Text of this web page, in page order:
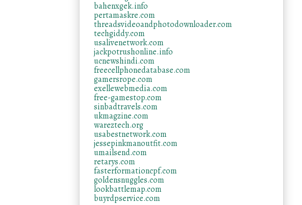
bahenxgek.info
pertamaskre.com
threadsvideoandphotodownloader.com
techgiddy.com
usalivenetwork.com
jackpotrushonline.info
ucnewshindi.com
freecellphonedatabase.com
gamersrope.com
exellewebmedia.com
free-gamestop.com
sinbadtravels.com
ukmagzine.com
wareztech.org
usabestnetwork.com
jessepinkmanoutfit.com
umailsend.com
retarys.com
fasterformationcpf.com
goldensnuggles.com
lookbattlemap.com
buyrdpservice.com